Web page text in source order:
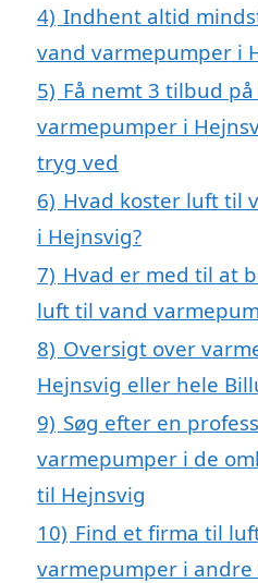
4) Indhent altid
vand varmepumper i
5) Få nemt 3 tilbud
varmepumper i
tryg ved
6) Hvad koster luft til
i Hejnsvig?
7) Hvad er med til at
luft til vand
8) Oversigt over
Hejnsvig eller hele
9) Søg efter en
varmepumper i de
til Hejnsvig
10) Find et firma til
varmepumper i